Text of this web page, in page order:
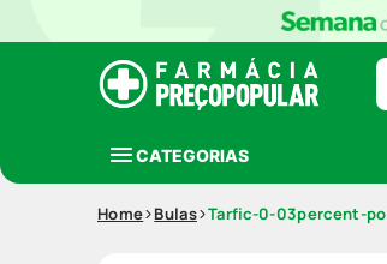
CATEGORIAS
Home Bulas Tarfic-0-03percent-